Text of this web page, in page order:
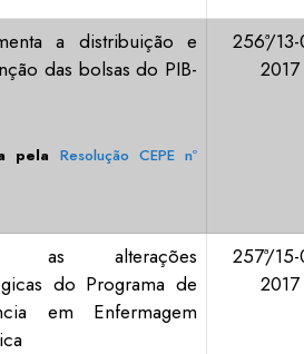
a distribuição e
das bolsas do PIB-
pela Resolução CEPE nº
256ª/
2017
as alterações
do Programa de
em Enfermagem
257ª/
2017